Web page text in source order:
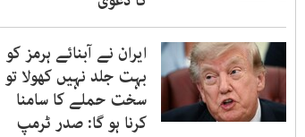
ایران نے آبنائے ہرمز کو
بہت جلد نہیں کھولا تو
سخت حملے کا سامنا
کرنا ہو گا: صدر ٹرمپ